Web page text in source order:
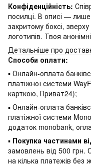
Конфіденційність:
посилці. В описі —
закритому боксі,
логотипів. Твоя
Детальніше про
Способи оплати:
▪ Онлайн-оплата
платіжної системи
карткою, Приват24);
▪ Онлайн-оплата
платіжної системи
додаток monobank,
▪ Покупка частинами
замовлень від 500 грн.
на кілька платежів без